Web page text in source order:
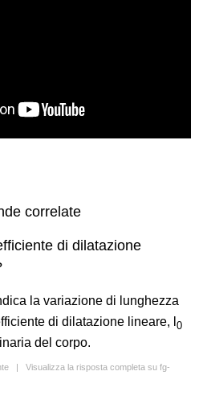
correlate
di dilatazione
la variazione di lunghezza
di dilatazione lineare, l 0
del corpo.
| Visualizza la risposta completa su fg-